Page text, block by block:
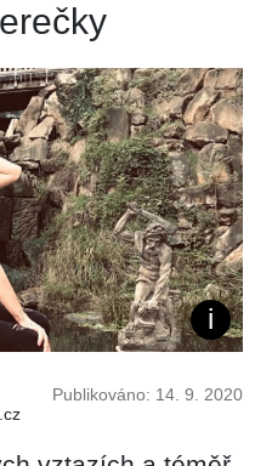
Publikováno: 14. 9. 2020